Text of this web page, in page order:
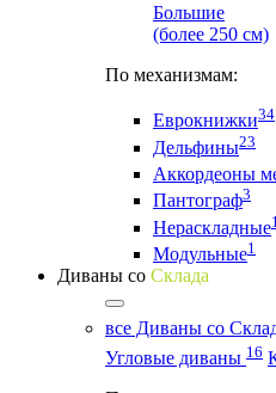
Большие
(более 250 см)
По механизмам:
Еврокнижки34
Дельфины23
Аккордеоны
Пантограф3
Нераскладные1
Модульные1
Диваны со Склада
все Диваны со
Угловые диваны 16